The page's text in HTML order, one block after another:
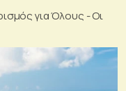
για Όλους - Οι